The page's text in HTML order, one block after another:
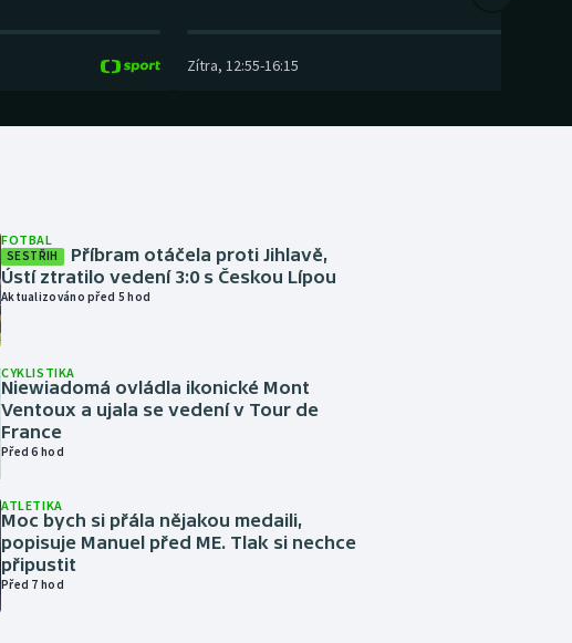
Zítra, 12:55-16:15
FOTBAL
SESTŘIH
Příbram otáčela proti Jihlavě,
Ústí ztratilo vedení 3:0 s Českou Lípou
Aktualizováno před 5 hod
CYKLISTIKA
Niewiadomá ovládla ikonické Mont
Ventoux a ujala se vedení v Tour de
France
Před 6 hod
ATLETIKA
Moc bych si přála nějakou medaili,
popisuje Manuel před ME. Tlak si nechce
připustit
Před 7 hod